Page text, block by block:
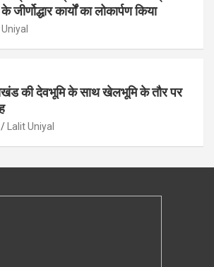
कार्यों का लोकार्पण किया
की देवभूमि के साथ खेलभूमि के तौर पर
Lalit Uniyal